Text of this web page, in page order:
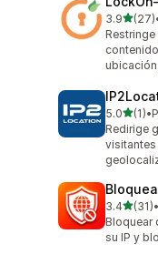
3.9de 5(27)
27
5.0de 5
(1)
1 •
Redirige
3.4de 5
(31)
31 •
Bloquear
su IP y